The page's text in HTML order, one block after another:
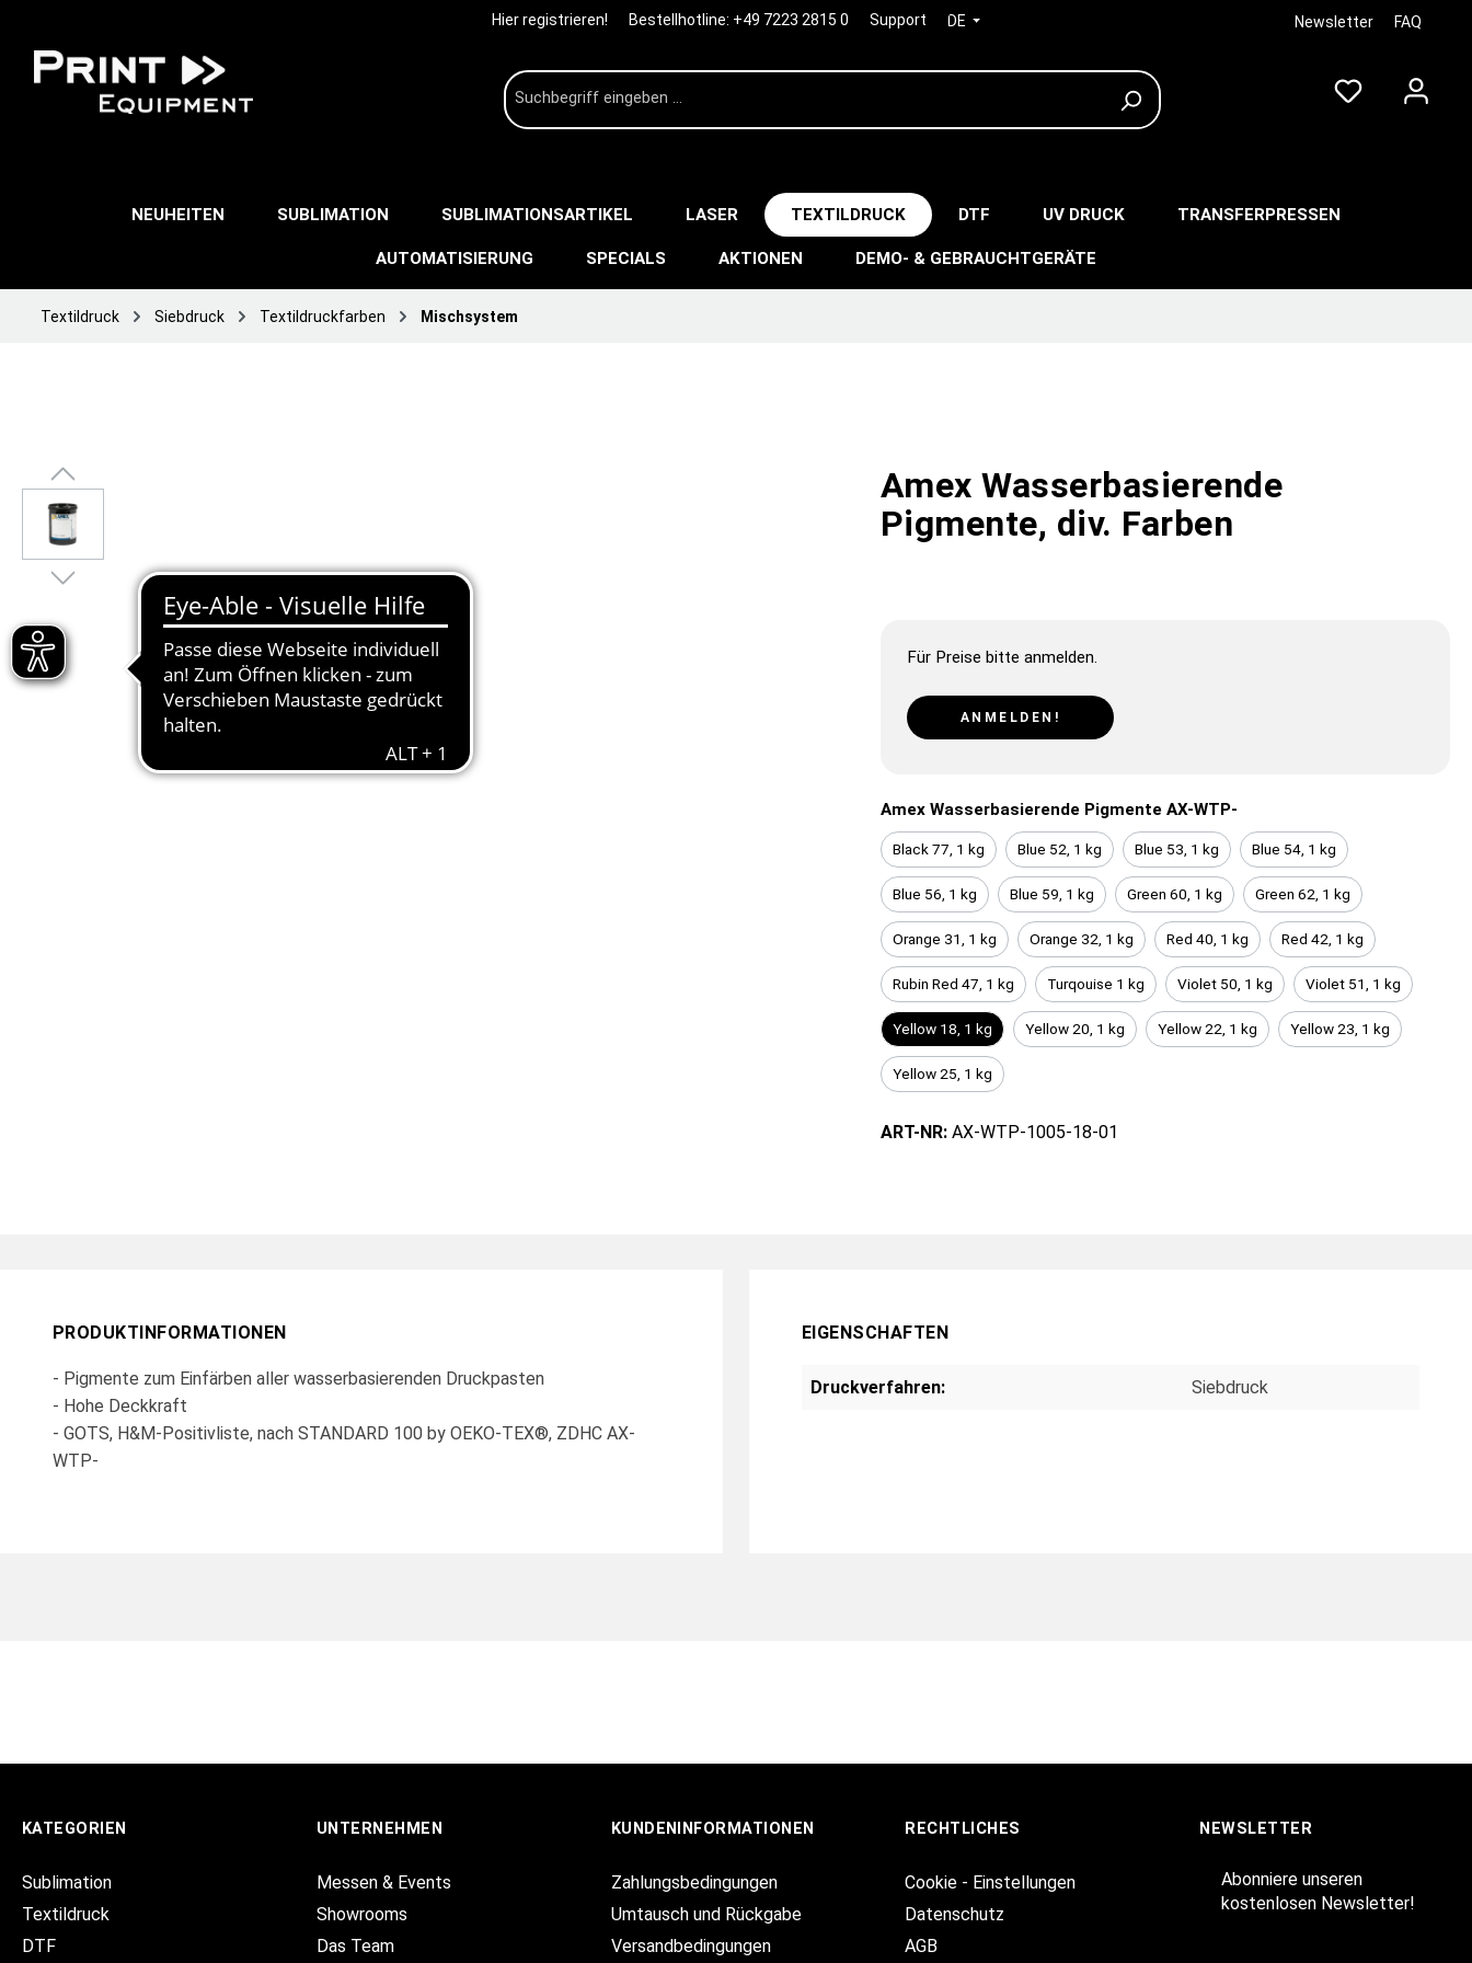
Hier registrieren! Bestellhotline: +49 7223 2815 0 Support DE Newsletter FAQ
NEUHEITEN SUBLIMATION SUBLIMATIONSARTIKEL LASER TEXTILDRUCK DTF UV DRUCK TRANSFERPRESSEN
AUTOMATISIERUNG SPECIALS AKTIONEN DEMO- & GEBRAUCHTGERÄTE
Textildruck Siebdruck Textildruckfarben Mischsystem
Amex Wasserbasierende
Pigmente, div. Farben
Für Preise bitte anmelden.
ANMELDEN!
Amex Wasserbasierende Pigmente AX-WTP-
Black 77, 1 kg Blue 52, 1 kg Blue 53, 1 kg Blue 54, 1 kg
Blue 56, 1 kg Blue 59, 1 kg Green 60, 1 kg Green 62, 1 kg
Orange 31, 1 kg Orange 32, 1 kg Red 40, 1 kg Red 42, 1 kg
Rubin Red 47, 1 kg Turqouise 1 kg Violet 50, 1 kg Violet 51, 1 kg
Yellow 18, 1 kg Yellow 20, 1 kg Yellow 22, 1 kg Yellow 23, 1 kg
Yellow 25, 1 kg
ART-NR: AX-WTP-1005-18-01
PRODUKTINFORMATIONEN
- Pigmente zum Einfärben aller wasserbasierenden Druckpasten
- Hohe Deckkraft
- GOTS, H&M-Positivliste, nach STANDARD 100 by OEKO-TEX®, ZDHC AX-
WTP-
EIGENSCHAFTEN
Druckverfahren: Siebdruck
KATEGORIEN
Sublimation
Textildruck
DTF
UNTERNEHMEN
Messen & Events
Showrooms
Das Team
KUNDENINFORMATIONEN
Zahlungsbedingungen
Umtausch und Rückgabe
Versandbedingungen
RECHTLICHES
Cookie - Einstellungen
Datenschutz
AGB
NEWSLETTER
Abonniere unseren
kostenlosen Newsletter!